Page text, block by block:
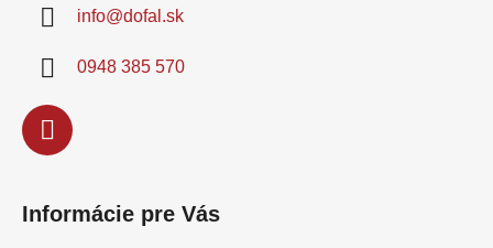
info@dofal.sk
0948 385 570
Informácie pre Vás